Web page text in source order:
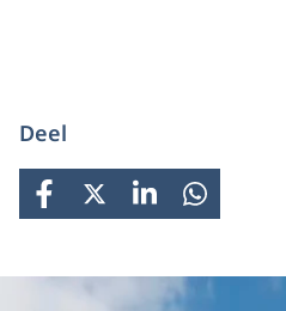
Deel
FACEBOOK
X LINKEDINWHATSAPP